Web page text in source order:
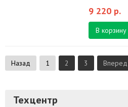
9 220 р.
В корзину
Назад 1 2 3 Вперед
Техцентр